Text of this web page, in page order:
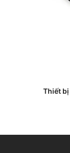
Thiết